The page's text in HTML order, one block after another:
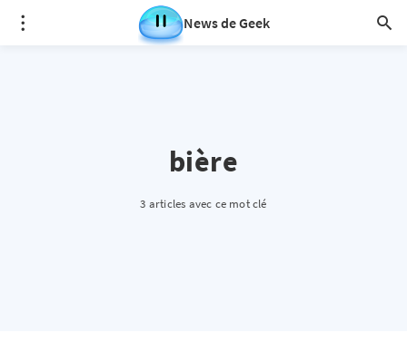
News de Geek
bière
3 articles avec ce mot clé